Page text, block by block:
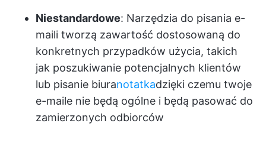
Niestandardowe: Narzędzia do pisania e-
maili tworzą zawartość dostosowaną do
konkretnych przypadków użycia, takich
jak poszukiwanie potencjalnych klientów
lub pisanie biuranotatkadzięki czemu twoje
e-maile nie będą ogólne i będą pasować do
zamierzonych odbiorców